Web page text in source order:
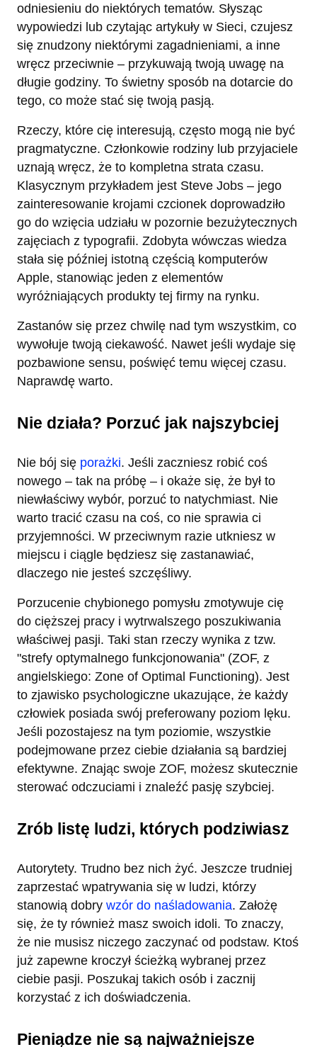
odniesieniu do niektórych tematów. Słysząc
wypowiedzi lub czytając artykuły w Sieci, czujesz
się znudzony niektórymi zagadnieniami, a inne
wręcz przeciwnie – przykuwają twoją uwagę na
długie godziny. To świetny sposób na dotarcie do
tego, co może stać się twoją pasją.
Rzeczy, które cię interesują, często mogą nie być
pragmatyczne. Członkowie rodziny lub przyjaciele
uznają wręcz, że to kompletna strata czasu.
Klasycznym przykładem jest Steve Jobs – jego
zainteresowanie krojami czcionek doprowadziło
go do wzięcia udziału w pozornie bezużytecznych
zajęciach z typografii. Zdobyta wówczas wiedza
stała się później istotną częścią komputerów
Apple, stanowiąc jeden z elementów
wyróżniających produkty tej firmy na rynku.
Zastanów się przez chwilę nad tym wszystkim, co
wywołuje twoją ciekawość. Nawet jeśli wydaje się
pozbawione sensu, poświęć temu więcej czasu.
Naprawdę warto.
Nie działa? Porzuć jak najszybciej
Nie bój się porażki. Jeśli zaczniesz robić coś
nowego – tak na próbę – i okaże się, że był to
niewłaściwy wybór, porzuć to natychmiast. Nie
warto tracić czasu na coś, co nie sprawia ci
przyjemności. W przeciwnym razie utkniesz w
miejscu i ciągle będziesz się zastanawiać,
dlaczego nie jesteś szczęśliwy.
Porzucenie chybionego pomysłu zmotywuje cię
do cięższej pracy i wytrwalszego poszukiwania
właściwej pasji. Taki stan rzeczy wynika z tzw.
"strefy optymalnego funkcjonowania" (ZOF, z
angielskiego: Zone of Optimal Functioning). Jest
to zjawisko psychologiczne ukazujące, że każdy
człowiek posiada swój preferowany poziom lęku.
Jeśli pozostajesz na tym poziomie, wszystkie
podejmowane przez ciebie działania są bardziej
efektywne. Znając swoje ZOF, możesz skutecznie
sterować odczuciami i znaleźć pasję szybciej.
Zrób listę ludzi, których podziwiasz
Autorytety. Trudno bez nich żyć. Jeszcze trudniej
zaprzestać wpatrywania się w ludzi, którzy
stanowią dobry wzór do naśladowania. Założę
się, że ty również masz swoich idoli. To znaczy,
że nie musisz niczego zaczynać od podstaw. Ktoś
już zapewne kroczył ścieżką wybranej przez
ciebie pasji. Poszukaj takich osób i zacznij
korzystać z ich doświadczenia.
Pieniądze nie są najważniejsze